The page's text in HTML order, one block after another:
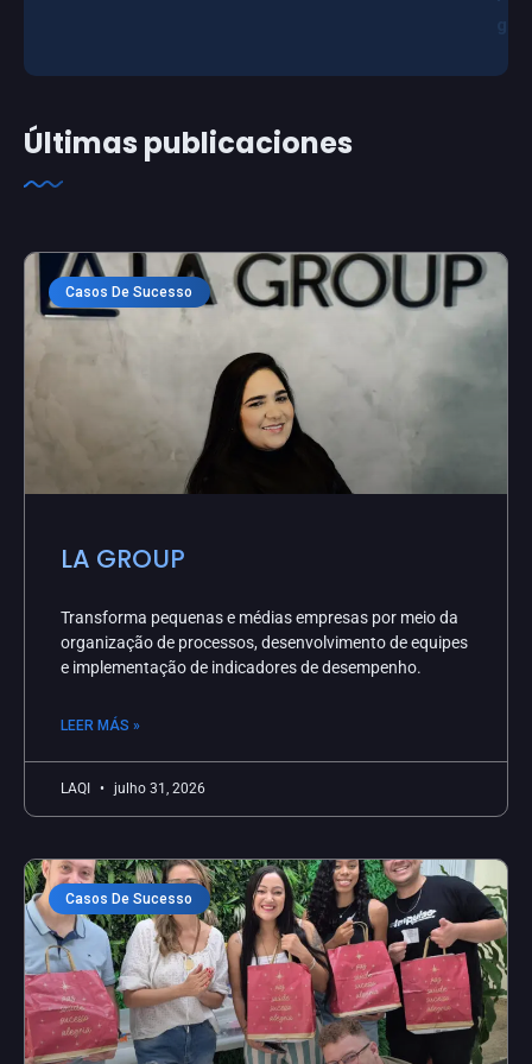
Últimas publicaciones
Casos De Sucesso
LA GROUP
Transforma pequenas e médias empresas por meio da
organização de processos, desenvolvimento de equipes
e implementação de indicadores de desempenho.
LEER MÁS »
LAQI julho 31, 2026
Casos De Sucesso